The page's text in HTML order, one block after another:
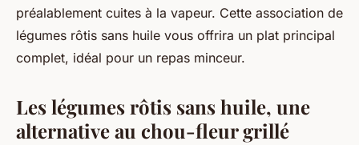
préalablement cuites à la vapeur. Cette association de
légumes rôtis sans huile vous offrira un plat principal
complet, idéal pour un repas minceur.
Les légumes rôtis sans huile, une
alternative au chou-fleur grillé